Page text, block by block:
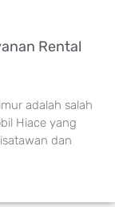
Rental
adalah salah
Hiace yang
dan